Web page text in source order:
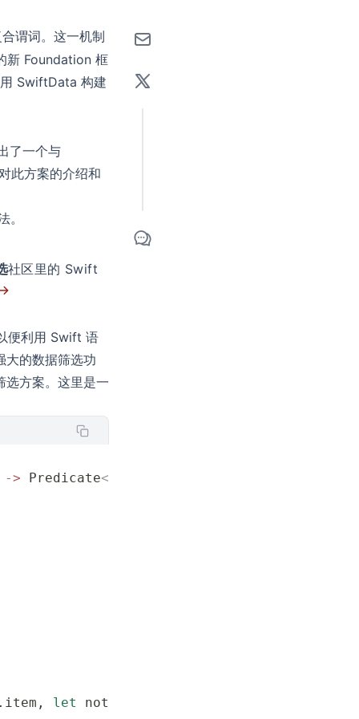
谓词。这一机制
新 Foundation 框
SwiftData 构建
了一个与
此方案的介绍和
社区里的 Swift
便利用 Swift 语
大的数据筛选功
选方案。这里是一
-> Predicate<
let note